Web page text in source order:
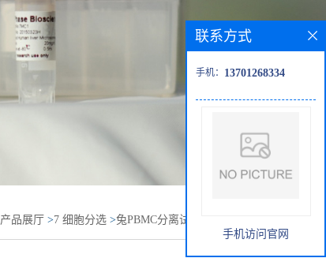
产品展厅 >7 细胞分选 >兔PBMC分离试剂盒 兔PBMC
联系方式
手机： 13701268334
手机访问官网